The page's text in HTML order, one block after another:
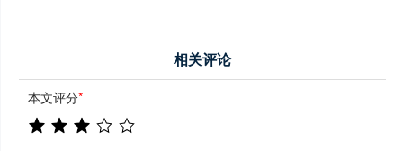
相关评论
本文评分*